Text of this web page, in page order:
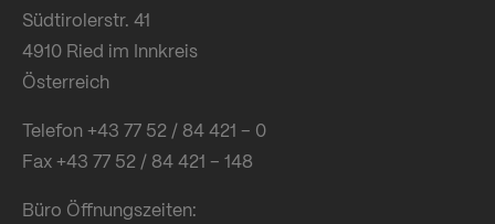
Südtirolerstr. 41
4910 Ried im Innkreis
Österreich
Telefon +43 77 52 / 84 421 – 0
Fax +43 77 52 / 84 421 – 148
Büro Öffnungszeiten: